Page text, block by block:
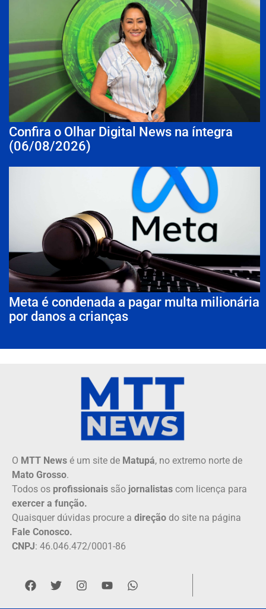
Confira o Olhar Digital News na íntegra
(06/08/2026)
Meta é condenada a pagar multa milionária
por danos a crianças
O MTT News é um site de Matupá, no extremo norte de
Mato Grosso.
Todos os profissionais são jornalistas com licença para
exercer a função.
Quaisquer dúvidas procure a direção do site na página
Fale Conosco.
CNPJ: 46.046.472/0001-86